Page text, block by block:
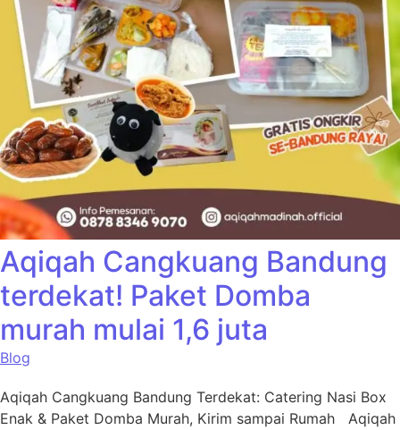
Aqiqah Cangkuang Bandung
terdekat! Paket Domba
murah mulai 1,6 juta
Blog
Aqiqah Cangkuang Bandung Terdekat: Catering Nasi Box
Enak & Paket Domba Murah, Kirim sampai Rumah Aqiqah